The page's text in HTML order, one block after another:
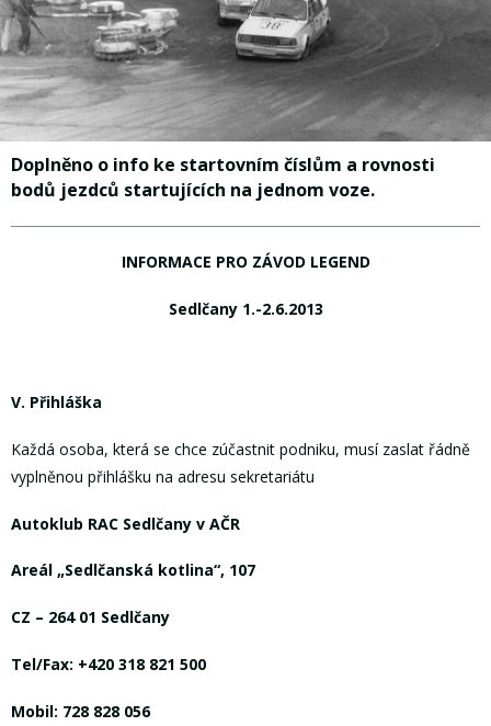
Doplněno o info ke startovním číslům a rovnosti
bodů jezdců startujících na jednom voze.
INFORMACE PRO ZÁVOD LEGEND
Sedlčany 1.-2.6.2013
V. Přihláška
Každá osoba, která se chce zúčastnit podniku, musí zaslat řádně
vyplněnou přihlášku na adresu sekretariátu
Autoklub RAC Sedlčany v AČR
Areál „Sedlčanská kotlina“, 107
CZ – 264 01 Sedlčany
Tel/Fax: +420 318 821 500
Mobil: 728 828 056